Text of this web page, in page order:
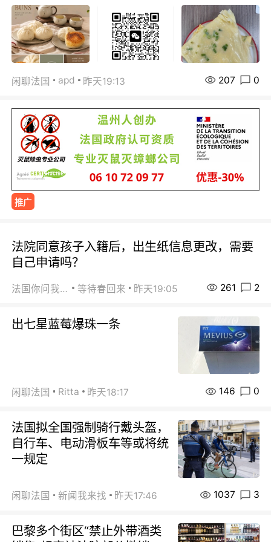
闲聊法国 apd 昨天19:13 207 0
推广
法院同意孩子入籍后，出生纸信息更改，需要
自己申请吗？
法国你问我答 等待春回来 昨天19:05 261 2
出七星蓝莓爆珠一条
闲聊法国 Ritta 昨天18:17 146 0
法国拟全国强制骑行戴头盔，
自行车、电动滑板车等或将统
一规定
闲聊法国 新闻我来找 昨天17:46 1037 3
巴黎多个街区“禁止外带酒类